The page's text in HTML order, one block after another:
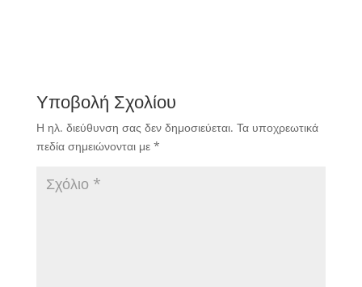
Υποβολή Σχολίου
Η ηλ. διεύθυνση σας δεν δημοσιεύεται. Τα υποχρεωτικά
πεδία σημειώνονται με *